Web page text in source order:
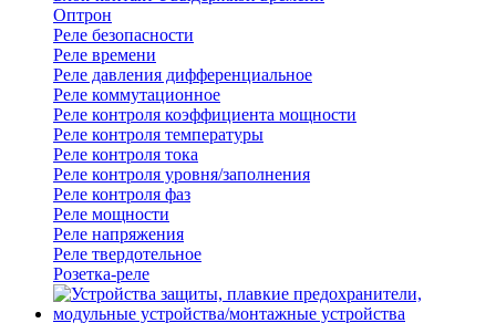
Оптрон
Реле безопасности
Реле времени
Реле давления дифференциальное
Реле коммутационное
Реле контроля коэффициента мощности
Реле контроля температуры
Реле контроля тока
Реле контроля уровня/заполнения
Реле контроля фаз
Реле мощности
Реле напряжения
Реле твердотельное
Розетка-реле